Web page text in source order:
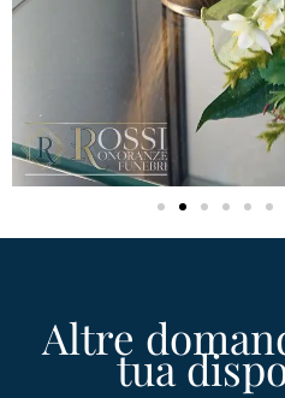
Altre
tua